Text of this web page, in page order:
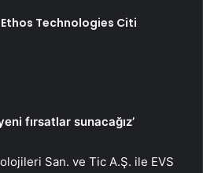
Technologies Citi
fırsatlar sunacağız’
San. ve Tic A.Ş. ile EVS